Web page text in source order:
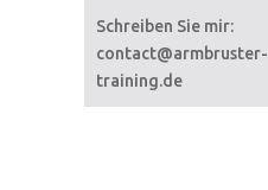
Schreiben Sie mir:
contact@armbruster-
training.de